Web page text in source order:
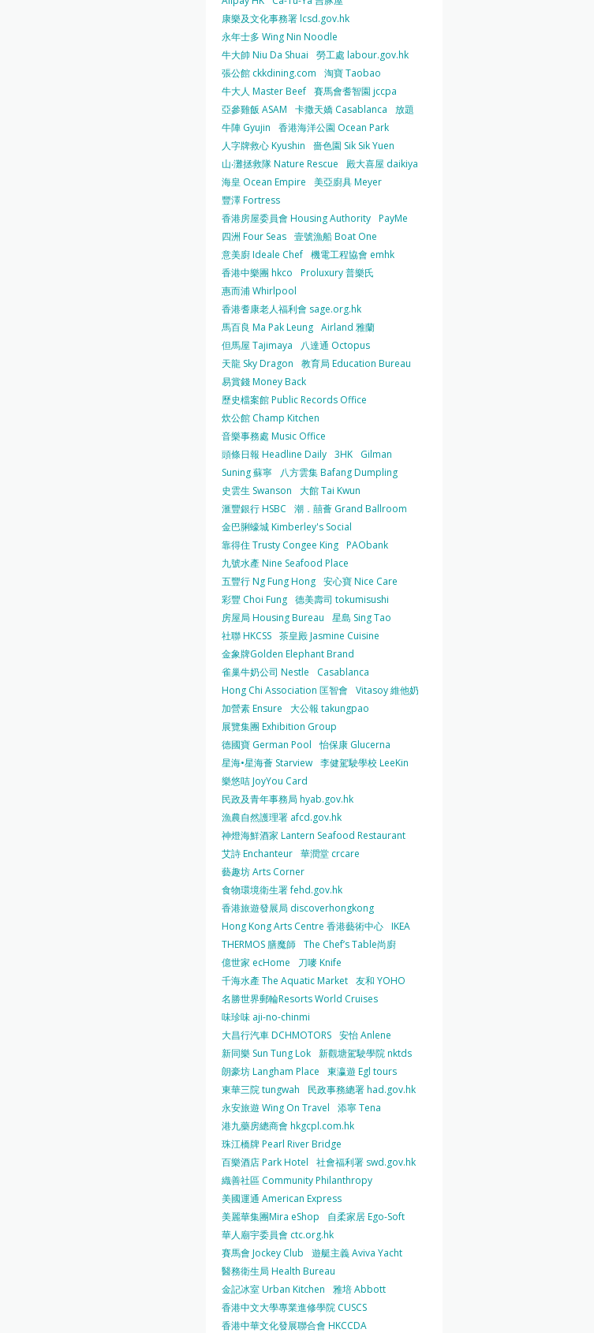
康樂及文化事務署 lcsd.gov.hk
永年士多 Wing Nin Noodle
牛大帥 Niu Da Shuai
勞工處 labour.gov.hk
張公館 ckkdining.com
淘寶 Taobao
牛大人 Master Beef 賽馬會耆智園 jccpa
亞參雞飯 ASAM
卡撒天嬌 Casablanca
放題
牛陣 Gyujin
香港海洋公園 Ocean Park
人字牌救心 Kyushin
嗇色園 Sik Sik Yuen
山‧灘拯救隊 Nature Rescue
殿大喜屋 daikiya
海皇 Ocean Empire
美亞廚具 Meyer
豐澤 Fortress
香港房屋委員會 Housing Authority PayMe
四洲 Four Seas 壹號漁船 Boat One
意美廚 Ideale Chef 機電工程協會 emhk
香港中樂團 hkco
Proluxury 普樂氏
惠而浦 Whirlpool
香港耆康老人福利會 sage.org.hk
馬百良 Ma Pak Leung Airland 雅蘭
但馬屋 Tajimaya
八達通 Octopus
天龍 Sky Dragon
教育局 Education Bureau
易賞錢 Money Back
歷史檔案館 Public Records Office
炊公館 Champ Kitchen
音樂事務處 Music Office
頭條日報 Headline Daily 3HK
Gilman
Suning 蘇寧
八方雲集 Bafang Dumpling
史雲生 Swanson
大館 Tai Kwun
滙豐銀行 HSBC
潮．囍薈 Grand Ballroom
金巴脷蠔城 Kimberley's Social
靠得住 Trusty Congee King PAObank
九號水產 Nine Seafood Place
五豐行 Ng Fung Hong 安心寶 Nice Care
彩豐 Choi Fung 德美壽司 tokumisushi
房屋局 Housing Bureau
星島 Sing Tao
社聯 HKCSS 茶皇殿 Jasmine Cuisine
金象牌Golden Elephant Brand
雀巢牛奶公司 Nestle
Casablanca
Hong Chi Association 匡智會
Vitasoy 維他奶
加營素 Ensure
大公報 takungpao
展覽集團 Exhibition Group
德國寶 German Pool
怡保康 Glucerna
星海•星海薈 Starview 李健駕駛學校 LeeKin
樂悠咭 JoyYou Card
民政及青年事務局 hyab.gov.hk
漁農自然護理署 afcd.gov.hk
神燈海鮮酒家 Lantern Seafood Restaurant
艾詩 Enchanteur 華潤堂 crcare
藝趣坊 Arts Corner
食物環境衛生署 fehd.gov.hk
香港旅遊發展局 discoverhongkong
Hong Kong Arts Centre 香港藝術中心 IKEA
THERMOS 膳魔師 The Chef’s Table尚廚
億世家 ecHome
刀嘜 Knife
千海水產 The Aquatic Market 友和 YOHO
名勝世界郵輪Resorts World Cruises
味珍味 aji-no-chinmi
大昌行汽車 DCHMOTORS 安怡 Anlene
新同樂 Sun Tung Lok 新觀塘駕駛學院 nktds
朗豪坊 Langham Place
東瀛遊 Egl tours
東華三院 tungwah
民政事務總署 had.gov.hk
永安旅遊 Wing On Travel
添寧 Tena
港九藥房總商會 hkgcpl.com.hk
珠江橋牌 Pearl River Bridge
百樂酒店 Park Hotel
社會福利署 swd.gov.hk
織善社區 Community Philanthropy
美國運通 American Express
美麗華集團Mira eShop
自柔家居 Ego-Soft
華人廟宇委員會 ctc.org.hk
賽馬會 Jockey Club
遊艇主義 Aviva Yacht
醫務衛生局 Health Bureau
金記冰室 Urban Kitchen
雅培 Abbott
香港中文大學專業進修學院 CUSCS
香港中華文化發展聯合會 HKCCDA